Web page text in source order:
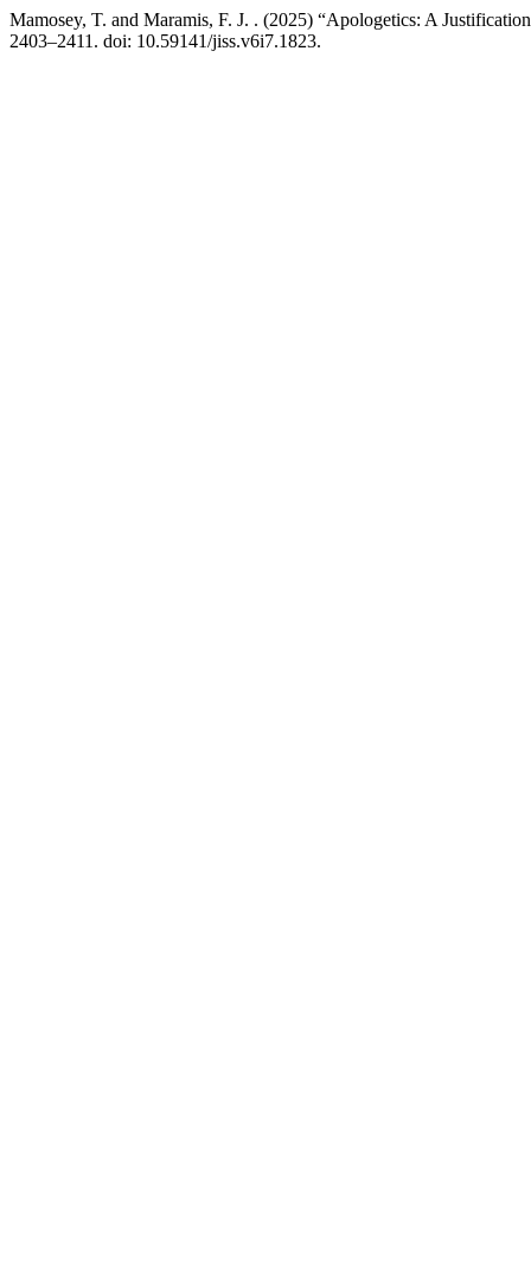
Mamosey, T. and Maramis, F. J. . (2025) “Apologetics: A
2403–2411. doi: 10.59141/jiss.v6i7.1823.